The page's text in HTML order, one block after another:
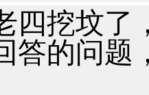
四挖坟了
答的问题